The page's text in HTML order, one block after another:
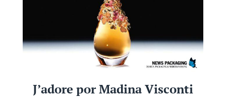
J’adore por Madina Visconti